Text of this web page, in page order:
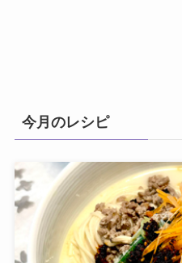
今月のレシピ